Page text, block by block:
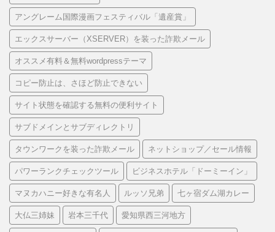
アングレーム国際漫画フェスティバル「遺産賞」
エックスサーバー（XSERVER）を装った詐欺メール
オススメ有料＆無料wordpressテーマ
コピー防止は、さほど防止できない
サイト状態を確認する無料の便利サイト
サブドメインとサブディレクトリ
タウンワークを装った詐欺メール ネットショップ／セール情報
パワーランクチェックツール ビジネスホテル「ドーミーイン」
マヌカハニー好きな有名人 ルッソ兄弟 七ヶ宿ダム湖カレー
大仏三姉妹 岩本三千代 愛知県西三河地方